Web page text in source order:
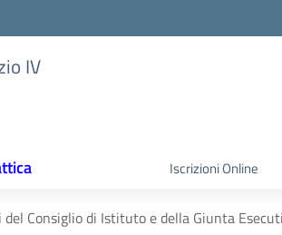
IV
Iscrizioni Online
del Consiglio di Istituto e della Giunta